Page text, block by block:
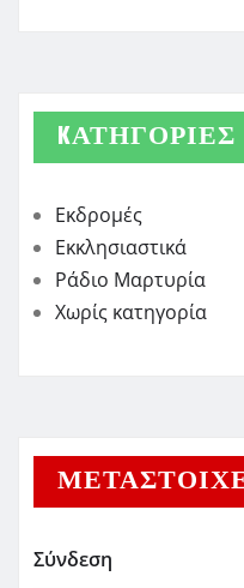
KΑΤΗΓΟΡΊΕΣ
Εκδρομές
Εκκλησιαστικά
Ράδιο Μαρτυρία
Χωρίς κατηγορία
Σύνδεση